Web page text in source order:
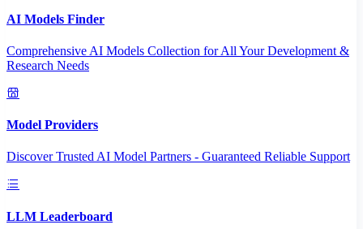
AI Models Finder
Comprehensive AI Models Collection for All Your Development &
Research Needs
Model Providers
Discover Trusted AI Model Partners - Guaranteed Reliable Support
LLM Leaderboard